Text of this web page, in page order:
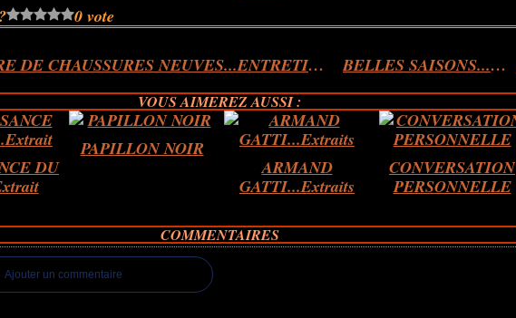
0 vote
UNE PAIRE DE CHAUSSURES NEUVES...ENTRETIEN...Extrait BELLES SAISONS...Extrait
VOUS AIMEREZ AUSSI :
DU
PAPILLON NOIR
ARMAND
GATTI...Extraits
CONVERSATION
PERSONNELLE
COMMENTAIRES
Ajouter un commentaire